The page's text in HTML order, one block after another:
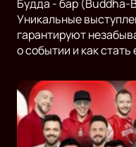
Будда - бар (Buddha-
Уникальные
гарантируют
о событии и как